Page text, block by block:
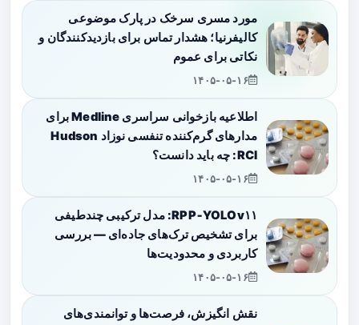
مورد مسری سرخک در پارک موضوعی
کالیفرنیا؛ هشدار تماس برای بازدیدکنندگان و
نکاتی برای عموم
۱۴۰۵-۰۵-۱۶
اطلاعیه بازخوانی سراسری Medline برای
مدارهای گرم‌کننده تنفسی نوزاد Hudson
RCI: چه باید دانست؟
۱۴۰۵-۰۵-۱۶
RPP‑YOLOv۱۱: مدل ترکیبی چندطیفی
برای تشخیص ترک‌های جاده‌ای — بررسی
کاربردی و محدودیت‌ها
۱۴۰۵-۰۵-۱۶
نقش انگیزش، فرصت‌ها و توانمندی‌های